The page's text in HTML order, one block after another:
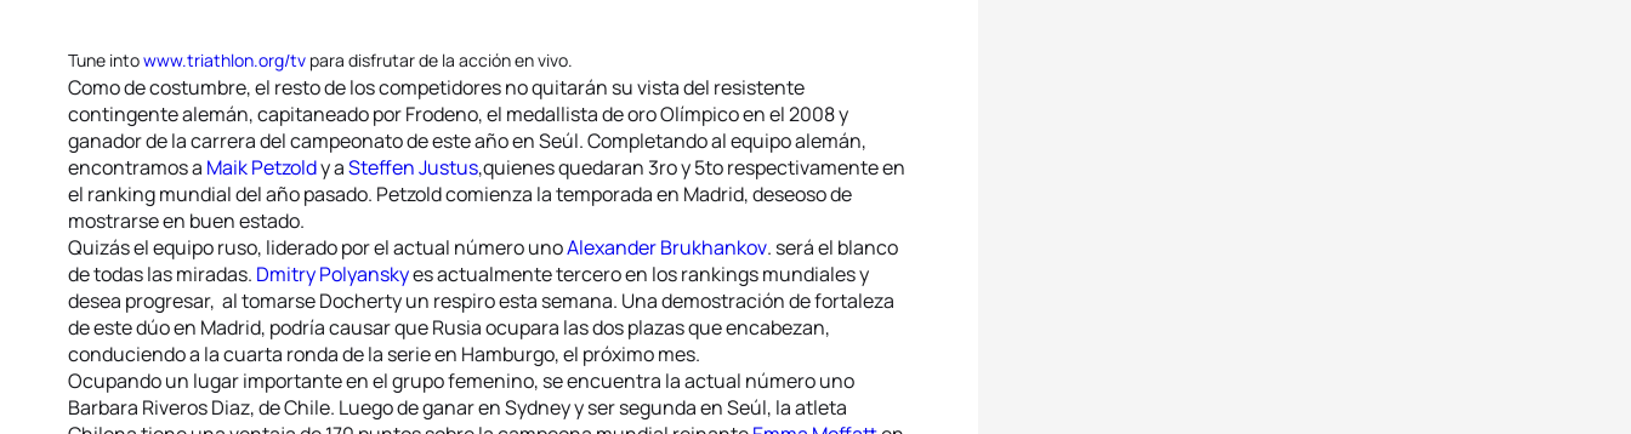
Tune intowww.triathlon.org/tv para disfrutar de la acción en vivo.
Como de costumbre, el resto de los competidores no quitarán su vista del resistente
contingente alemán, capitaneado por Frodeno, el medallista de oro Olímpico en el 2008 y
ganador de la carrera del campeonato de este año en Seúl. Completando al equipo alemán,
encontramos a Maik Petzoldy aSteffen Justus,quienes quedaran 3ro y 5to respectivamente en
el ranking mundial del año pasado. Petzold comienza la temporada en Madrid, deseoso de
mostrarse en buen estado.
Quizás el equipo ruso, liderado por el actual número unoAlexander Brukhankov. será el blanco
de todas las miradas. Dmitry Polyanskyes actualmente tercero en los rankings mundiales y
desea progresar, al tomarse Docherty un respiro esta semana. Una demostración de fortaleza
de este dúo en Madrid, podría causar que Rusia ocupara las dos plazas que encabezan,
conduciendo a la cuarta ronda de la serie en Hamburgo, el próximo mes.
Ocupando un lugar importante en el grupo femenino, se encuentra la actual número uno
Barbara Riveros Diaz, de Chile. Luego de ganar en Sydney y ser segunda en Seúl, la atleta